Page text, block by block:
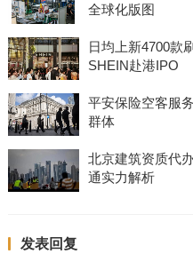
全球化版图
日均上新4700款
SHEIN赴港IPO
平安保险空客服
群体
北京建筑资质代
通实力解析
发表回复